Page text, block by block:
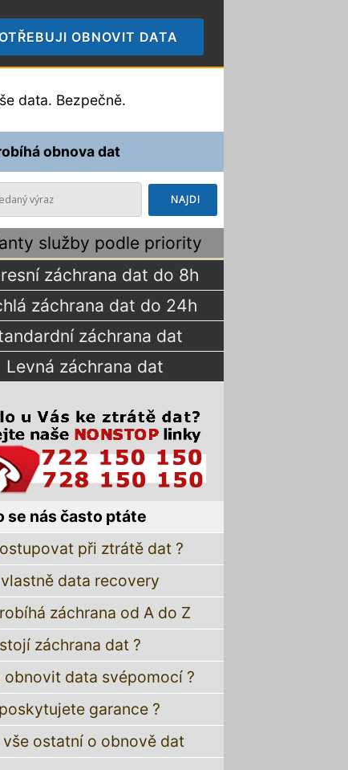
OBNOVIT DATA
data. Bezpečně.
obnova dat
služby podle priority
záchrana dat do 8h
záchrana dat do 24h
záchrana dat
Levná záchrana dat
se nás často ptáte
při ztrátě dat ?
data recovery
záchrana od A do Z
záchrana dat ?
obnovit data svépomocí ?
garance ?
vše ostatní o obnově dat